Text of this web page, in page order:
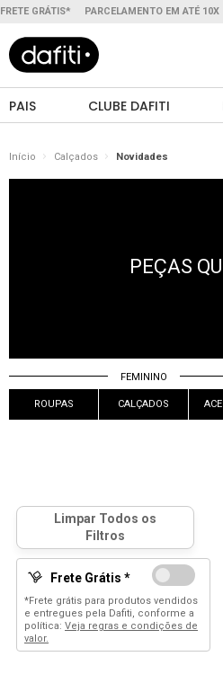
FRETE GRÁTIS* PARCELAMENTO EM ATÉ 10X
PAIS CLUBE DAFITI
Início Calçados Novidades
PEÇAS
FEMININO
ROUPAS CALÇADOS
Frete Grátis *
*Frete grátis para produtos vendidos
e entregues pela Dafiti, conforme a
política: Veja regras e condições de
valor.